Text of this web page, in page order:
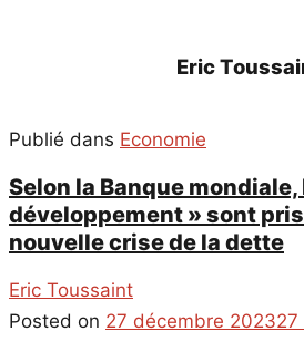
Eric
Publié dans Economie
Selon la Banque mondiale,
développement » sont pris
nouvelle crise de la dette
Eric Toussaint
Posted on 27 décembre 202327